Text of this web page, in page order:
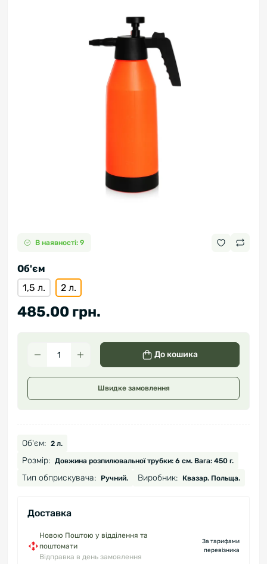
В наявності: 9
Об'єм
1,5 л.
2 л.
485.00 грн.
До кошика
Швидке замовлення
Об'єм: 2 л.
Розмір: Довжина розпилювальної трубки: 6 см. Вага: 450 г.
Тип обприскувача: Ручний. Виробник: Квазар. Польща.
Доставка
Новою Поштою у відділення та
поштомати
Відправка в день замовлення
За тарифами
перевізника